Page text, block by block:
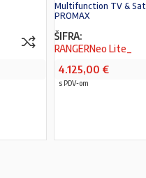
Multifunction TV &
PROMAX
ŠIFRA:
RANGERNeo Lite_
4.125,00 €
s PDV-om